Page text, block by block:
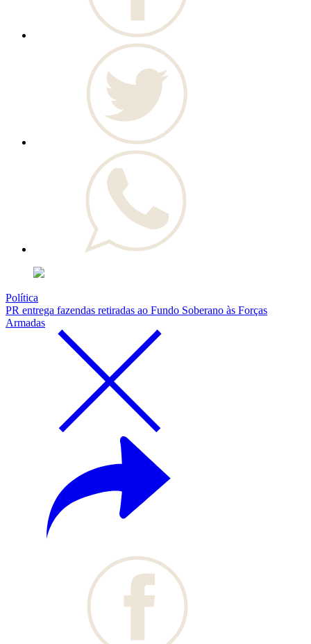
Política
PR entrega fazendas retiradas ao Fundo Soberano às Forças
Armadas